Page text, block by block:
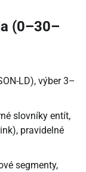
(0–30–
LD), výber 3–
slovníky entít,
pravidelné
segmenty,